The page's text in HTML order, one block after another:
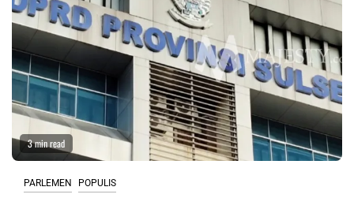
3 min read
PARLEMEN POPULIS